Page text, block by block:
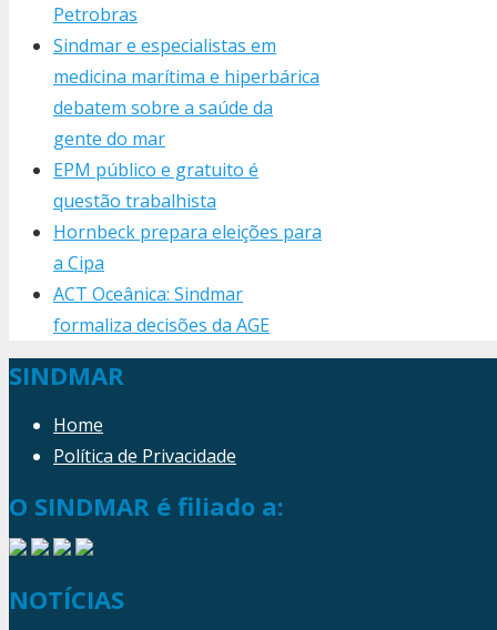
Petrobras
Sindmar e especialistas em
medicina marítima e hiperbárica
debatem sobre a saúde da
gente do mar
EPM público e gratuito é
questão trabalhista
Hornbeck prepara eleições para
a Cipa
ACT Oceânica: Sindmar
formaliza decisões da AGE
SINDMAR
Home
Política de Privacidade
O SINDMAR é filiado a:
NOTÍCIAS